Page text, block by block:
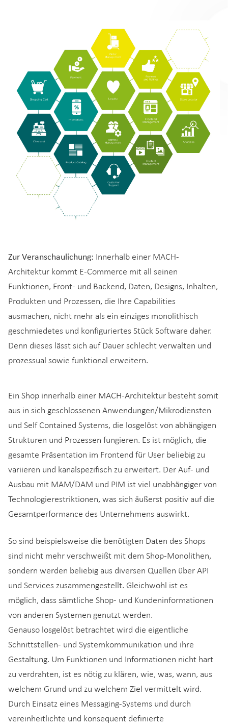
Zur Veranschaulichung: Innerhalb einer MACH-
Architektur kommt E-Commerce mit all seinen
Funktionen, Front- und Backend, Daten, Designs, Inhalten,
Produkten und Prozessen, die Ihre Capabilities
ausmachen, nicht mehr als ein einziges monolithisch
geschmiedetes und konfiguriertes Stück Software daher.
Denn dieses lässt sich auf Dauer schlecht verwalten und
prozessual sowie funktional erweitern.
Ein Shop innerhalb einer MACH-Architektur besteht somit
aus in sich geschlossenen Anwendungen/Mikrodiensten
und Self Contained Systems, die losgelöst von abhängigen
Strukturen und Prozessen fungieren. Es ist möglich, die
gesamte Präsentation im Frontend für User beliebig zu
variieren und kanalspezifisch zu erweitert. Der Auf- und
Ausbau mit MAM/DAM und PIM ist viel unabhängiger von
Technologierestriktionen, was sich äußerst positiv auf die
Gesamtperformance des Unternehmens auswirkt.
So sind beispielsweise die benötigten Daten des Shops
sind nicht mehr verschweißt mit dem Shop-Monolithen,
sondern werden beliebig aus diversen Quellen über API
und Services zusammengestellt. Gleichwohl ist es
möglich, dass sämtliche Shop- und Kundeninformationen
von anderen Systemen genutzt werden.
Genauso losgelöst betrachtet wird die eigentliche
Schnittstellen- und Systemkommunikation und ihre
Gestaltung. Um Funktionen und Informationen nicht hart
zu verdrahten, ist es nötig zu klären, wie, was, wann, aus
welchem Grund und zu welchem Ziel vermittelt wird.
Durch Einsatz eines Messaging-Systems und durch
vereinheitlichte und konsequent definierte